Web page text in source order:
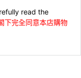
read the
下完全同意本店購物